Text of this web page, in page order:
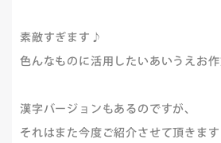
素敵すぎます♪
色んなものに活用したいあいうえお作
漢字バージョンもあるのですが、
それはまた今度ご紹介させて頂きま